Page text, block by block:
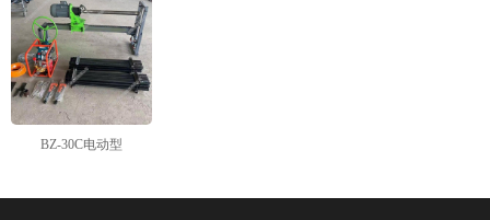
BZ-30C电动型